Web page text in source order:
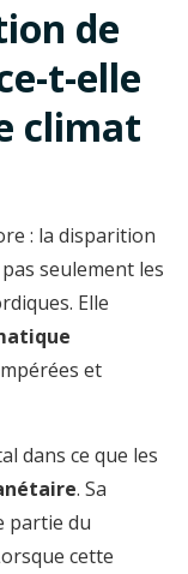
de
t-elle
climat
: la disparition
seulement les
Elle
et
dans ce que les
. Sa
partie du
cette